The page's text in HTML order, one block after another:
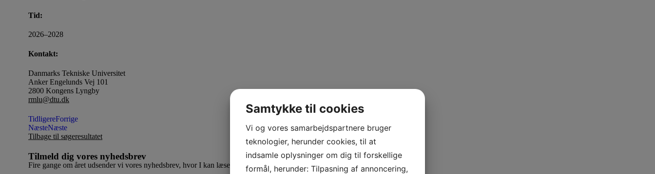
Tid:
2026–2028
Kontakt:
Danmarks Tekniske Universitet
Anker Engelunds Vej 101
2800 Kongens Lyngby
rmlu@dtu.dk
TidligereForrige
NæsteNæste
Tilbage til søgeresultatet
Tilmeld dig vores nyhedsbrev
Fire gange om året udsender vi vores nyhedsbrev, hvor I kan læse mere om de projekter, der modtager økonomisk støtte.
Samtykke til cookies
Vi og vores samarbejdspartnere bruger
teknologier, herunder cookies, til at
indsamle oplysninger om dig til forskellige
formål, herunder: Tilpasning af annoncering,